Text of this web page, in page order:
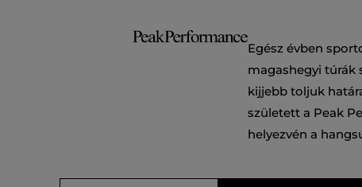
Egész évben
magashegyi túrák
kijjebb toljuk
született a Peak
helyezvén a